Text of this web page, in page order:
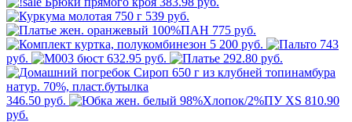
539 руб.
775 руб.
5 200 руб.
743
руб.
632.95 руб. 292.80 руб.
346.50 руб.
810.90
руб.